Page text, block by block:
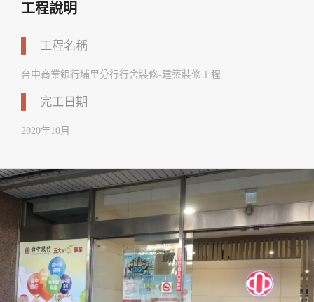
工程說明
工程名稱
台中商業銀行埔里分行行舍裝修-建築裝修工程
完工日期
2020年10月